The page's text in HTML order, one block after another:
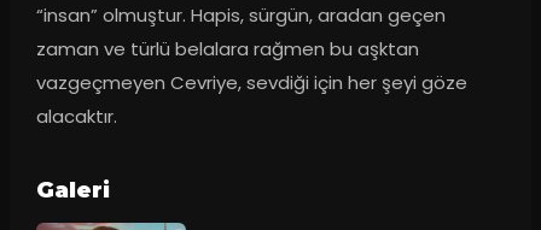
“insan” olmuştur. Hapis, sürgün, aradan geçen
zaman ve türlü belalara rağmen bu aşktan
vazgeçmeyen Cevriye, sevdiği için her şeyi göze
alacaktır.
Galeri